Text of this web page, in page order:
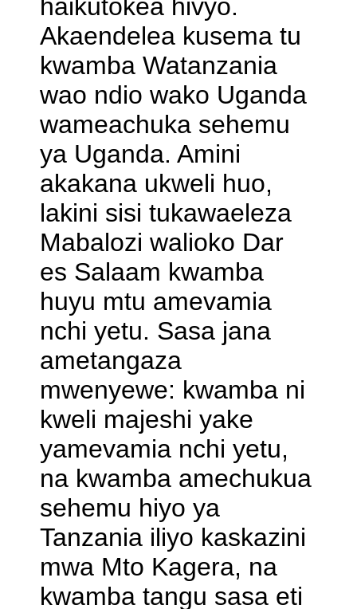
haikutokea hivyo.
Akaendelea kusema tu
kwamba Watanzania
wao ndio wako Uganda
wameachuka sehemu
ya Uganda. Amini
akakana ukweli huo,
lakini sisi tukawaeleza
Mabalozi walioko Dar
es Salaam kwamba
huyu mtu amevamia
nchi yetu. Sasa jana
ametangaza
mwenyewe: kwamba ni
kweli majeshi yake
yamevamia nchi yetu,
na kwamba amechukua
sehemu hiyo ya
Tanzania iliyo kaskazini
mwa Mto Kagera, na
kwamba tangu sasa eti